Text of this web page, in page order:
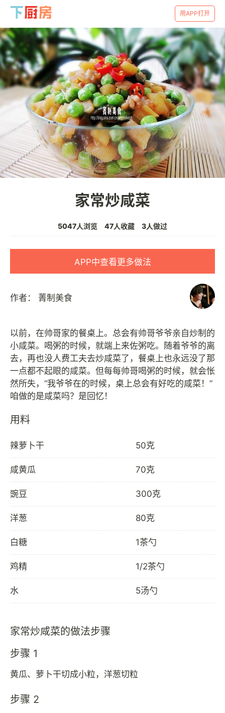
用APP打开
家常炒咸菜
5047人浏览 47人收藏 3人做过
APP中查看更多做法
作者： 菁制美食
以前，在帅哥家的餐桌上。总会有帅哥爷爷亲自炒制的
小咸菜。喝粥的时候，就端上来佐粥吃。随着爷爷的离
去，再也没人费工夫去炒咸菜了，餐桌上也永远没了那
一点都不起眼的咸菜。但每每帅哥喝粥的时候，就会怅
然所失，“我爷爷在的时候，桌上总会有好吃的咸菜！”
用料
辣萝卜干 50克
咸黄瓜 70克
豌豆 300克
洋葱 80克
白糖 1茶勺
鸡精 1/2茶勺
水 5汤勺
家常炒咸菜的做法步骤
步骤 1
黄瓜、萝卜干切成小粒，洋葱切粒
步骤 2